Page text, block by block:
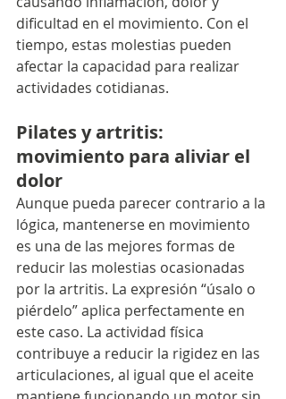
dificultad en el movimiento. Con el
tiempo, estas molestias pueden
afectar la capacidad para realizar
actividades cotidianas.
Pilates y artritis:
movimiento para aliviar el
dolor
Aunque pueda parecer contrario a la
lógica, mantenerse en movimiento
es una de las mejores formas de
reducir las molestias ocasionadas
por la artritis. La expresión “úsalo o
piérdelo” aplica perfectamente en
este caso. La actividad física
contribuye a reducir la rigidez en las
articulaciones, al igual que el aceite